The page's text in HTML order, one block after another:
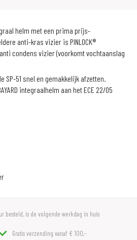
helm met een prima prijs-
anti-kras vizier is PINLOCK®
condens vizier (voorkomt vochtaanslag
SP-51 snel en gemakkelijk afzetten.
integraalhelm aan het ECE 22/05
besteld, is de volgende werkdag in huis
Gratis verzending vanaf € 100,-